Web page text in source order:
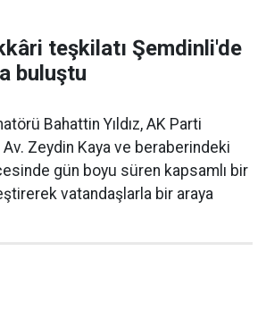
teşkilatı Şemdinli'de
buluştu
Bahattin Yıldız, AK Parti
Av. Zeydin Kaya ve beraberindeki
gün boyu süren kapsamlı bir
vatandaşlarla bir araya